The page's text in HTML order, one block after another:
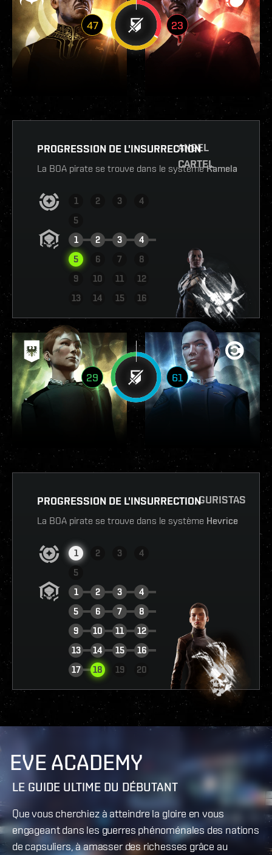
47 23
PROGRESSION DE L'INSURRECTION
La BOA pirate se trouve dans le systèmeKamela
1 2 3
4
5
1
2 3
4
5
6 7
8
9
10 11
12
13
14 15 16
VOIR LE RAPPORT
ANGEL
CARTEL
29 61
PROGRESSION DE L'INSURRECTION
La BOA pirate se trouve dans le système Hevrice
1 2 3
4
5
1
2 3
4
5
6 7
8
9
10 11
12
13
14 15
16
17
18 19 20
VOIR LE RAPPORT
GURISTAS
EVE ACADEMY
LE GUIDE ULTIME DU DÉBUTANT
Que vous cherchiez à atteindre la gloire en vous
engageant dans les guerres phénoménales des nations
de capsuliers, à amasser des richesses grâce au